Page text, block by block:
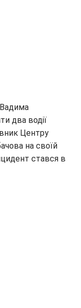
Вадима
два водії
Центру
на своїй
стався в